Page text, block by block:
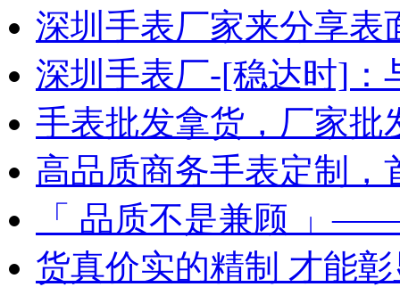
深圳手表厂家来分享表
深圳手表厂-[稳达时]：
手表批发拿货，厂家批
高品质商务手表定制，
「 品质不是兼顾 」
货真价实的精制 才能